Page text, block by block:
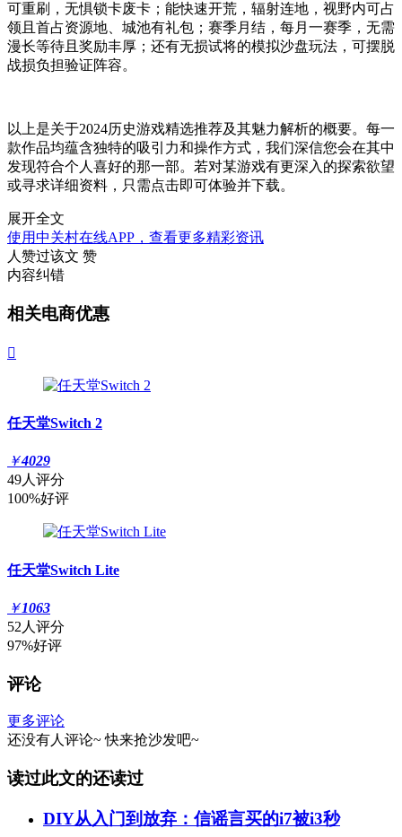
可重刷，无惧锁卡废卡；能快速开荒，辐射连地，视野内可占
领且首占资源地、城池有礼包；赛季月结，每月一赛季，无需
漫长等待且奖励丰厚；还有无损试将的模拟沙盘玩法，可摆脱
战损负担验证阵容。
以上是关于2024历史游戏精选推荐及其魅力解析的概要。每一
款作品均蕴含独特的吸引力和操作方式，我们深信您会在其中
发现符合个人喜好的那一部。若对某游戏有更深入的探索欲望
或寻求详细资料，只需点击即可体验并下载。
展开全文
使用中关村在线APP，查看更多精彩资讯
人赞过该文 赞
内容纠错
相关电商优惠

任天堂Switch 2
￥4029
49人评分
100%好评
任天堂Switch Lite
￥1063
52人评分
97%好评
评论
更多评论
还没有人评论~ 快来抢沙发吧~
读过此文的还读过
DIY从入门到放弃：信谣言买的i7被i3秒